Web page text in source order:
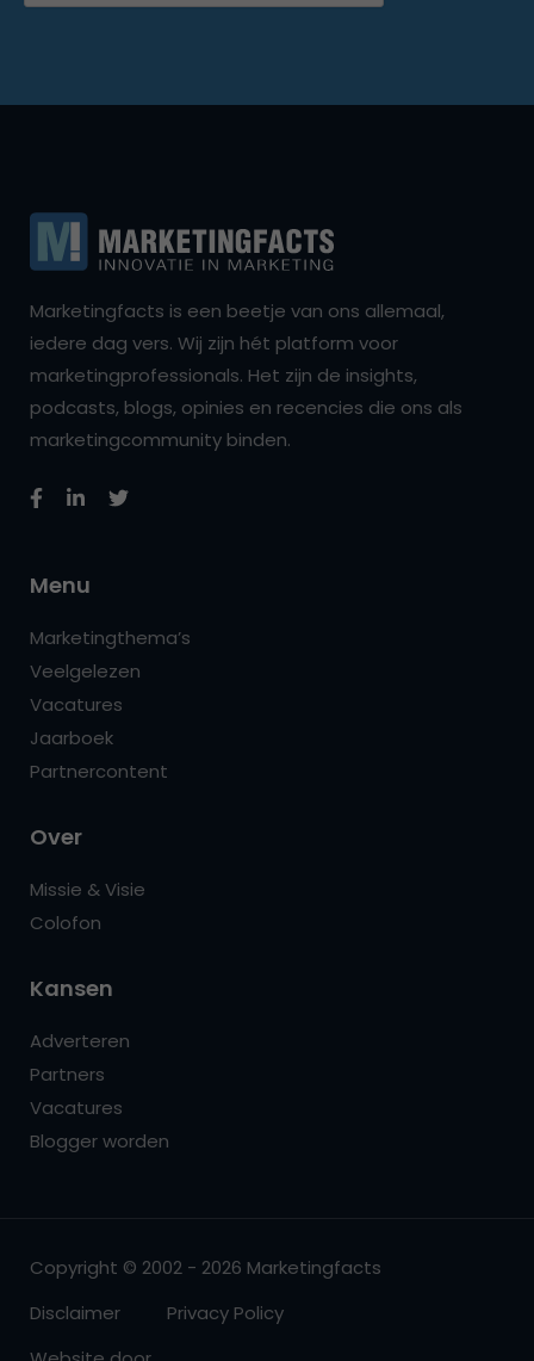
Marketingfacts is een beetje van ons allemaal,
iedere dag vers. Wij zijn hét platform voor
marketingprofessionals. Het zijn de insights,
podcasts, blogs, opinies en recencies die ons als
marketingcommunity binden.
Menu
Marketingthema’s
Veelgelezen
Vacatures
Jaarboek
Partnercontent
Over
Missie & Visie
Colofon
Kansen
Adverteren
Partners
Vacatures
Blogger worden
Copyright © 2002 - 2026 Marketingfacts
Disclaimer
Privacy Policy